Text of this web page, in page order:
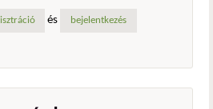
és bejelentkezés